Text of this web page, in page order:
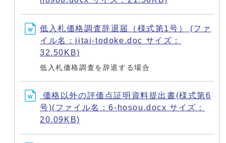
低入札価格調査辞退届（様式第1号） (ファ
イル名：jitai-todoke.doc サイズ：
32.50KB)
低入札価格調査を辞退する場合
価格以外の評価点証明資料提出書(様式第6
号)(ファイル名：6-hosou.docx サイズ：
20.09KB)